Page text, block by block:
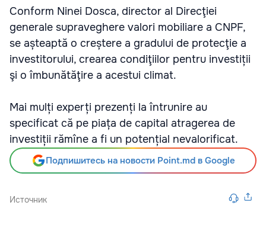
Conform Ninei Dosca, director al Direcţiei
generale supraveghere valori mobiliare a CNPF,
se așteaptă o creștere a gradului de protecţie a
investitorului, crearea condiţiilor pentru investiții
şi o îmbunătăţire a acestui climat.
Mai mulți experți prezenți la întrunire au
specificat că pe piața de capital atragerea de
investiții rămîne a fi un potențial nevalorificat.
Подпишитесь на новости Point.md в Google
Источник